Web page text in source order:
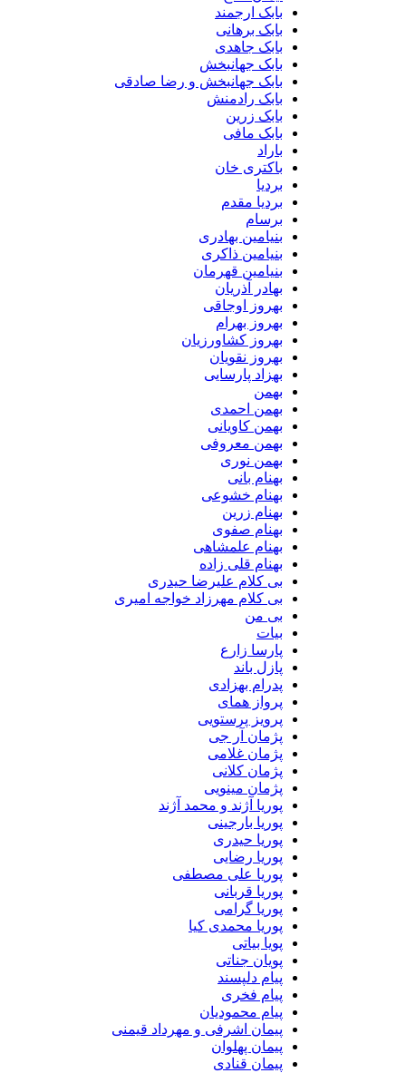
بابک ارجمند
بابک برهانی
بابک جاهدی
بابک جهانبخش
بابک جهانبخش و رضا صادقی
بابک رادمنش
بابک زرین
بابک مافی
باراد
باکتری خان
بردیا
بردیا مقدم
برسام
بنیامین بهادری
بنیامین ذاکری
بنیامین قهرمان
بهادر آذریان
بهروز اوجاقی
بهروز بهرام
بهروز کشاورزیان
بهروز نقویان
بهزاد پارسایی
بهمن
بهمن احمدی
بهمن کاویانی
بهمن معروفی
بهمن نوری
بهنام بانی
بهنام خشوعی
بهنام زرین
بهنام صفوی
بهنام علمشاهی
بهنام قلی زاده
بی کلام علیرضا حیدری
بی کلام مهرزاد خواجه امیری
بی من
بیات
پارسا زارع
پازل باند
پدرام بهزادی
پرواز همای
پرویز پرستویی
پژمان آر جی
پژمان غلامی
پژمان کلانی
پژمان مینویی
پوریا آژند و محمد آژند
پوریا بارجینی
پوریا حیدری
پوریا رضایی
پوریا علی مصطفی
پوریا قربانی
پوریا گرامی
پوریا محمدی کیا
پویا بیاتی
پویان جناتی
پیام دلپسند
پیام فخری
پیام محمودیان
پیمان اشرفی و مهرداد قیمنی
پیمان پهلوان
پیمان قنادی